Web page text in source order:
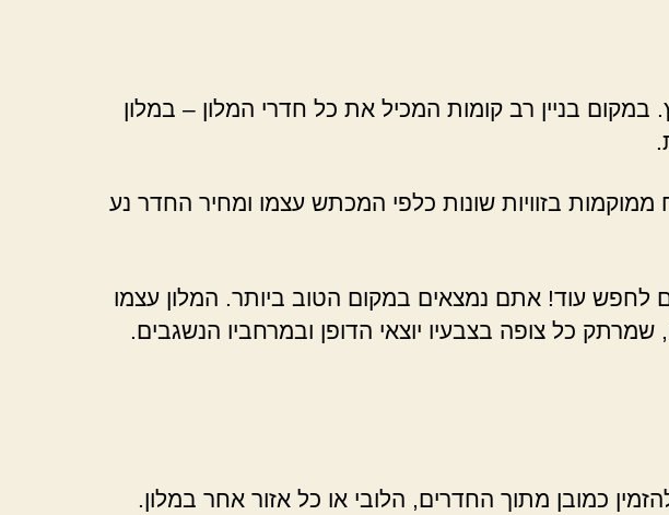
במקום בניין רב קומות המכיל את כל חדרי המלון – במלון
ממוקמות בזוויות שונות כלפי המכתש עצמו ומחיר החדר נע
אחר אינפורמציה על מלון בראשית אפריל 2022? אל לכם לחפש עוד! אתם נמצאים במקום הטוב ביותר. המלון עצמו
כל צופה בצבעיו יוצאי הדופן ובמרחביו הנשגבים.
כמובן מתוך החדרים, הלובי או כל אזור אחר במלון.